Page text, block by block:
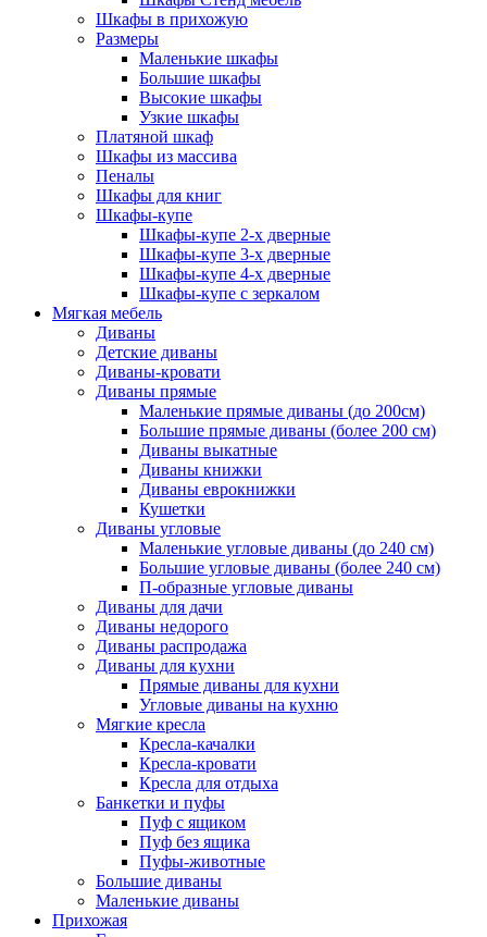
Шкафы в прихожую
Размеры
Маленькие шкафы
Большие шкафы
Высокие шкафы
Узкие шкафы
Платяной шкаф
Шкафы из массива
Пеналы
Шкафы для книг
Шкафы-купе
Шкафы-купе 2-х дверные
Шкафы-купе 3-х дверные
Шкафы-купе 4-х дверные
Шкафы-купе с зеркалом
Мягкая мебель
Диваны
Детские диваны
Диваны-кровати
Диваны прямые
Маленькие прямые диваны (до 200см)
Большие прямые диваны (более 200 см)
Диваны выкатные
Диваны книжки
Диваны еврокнижки
Кушетки
Диваны угловые
Маленькие угловые диваны (до 240 см)
Большие угловые диваны (более 240 см)
П-образные угловые диваны
Диваны для дачи
Диваны недорого
Диваны распродажа
Диваны для кухни
Прямые диваны для кухни
Угловые диваны на кухню
Мягкие кресла
Кресла-качалки
Кресла-кровати
Кресла для отдыха
Банкетки и пуфы
Пуф с ящиком
Пуф без ящика
Пуфы-животные
Большие диваны
Маленькие диваны
Прихожая